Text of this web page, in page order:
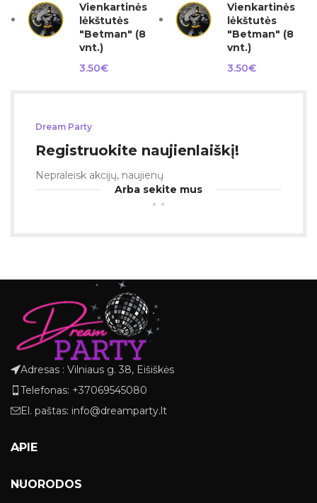
Vienkartinės
lėkštutės
"Betman" (8
vnt.)
3.50€
Vienkartinės
lėkštutės
"Betman" (8
vnt.)
3.50€
Dream Party
Registruokite naujienlaiškį!
Nepraleisk akcijų, naujienų
Arba sekite mus
Adresas : Vilniaus g. 38, Eišiškės
Telefonas: +37069545080
El. paštas: info@dreamparty.lt
APIE
NUORODOS